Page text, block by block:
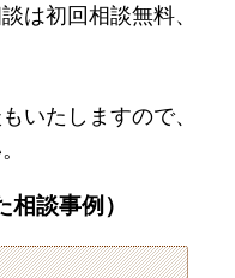
は初回相談無料、
いたしますので、
談事例）